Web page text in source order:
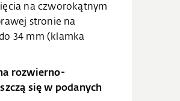
na czworokątnym
stronie na
34 mm (klamka
rozwierno-
się w podanych